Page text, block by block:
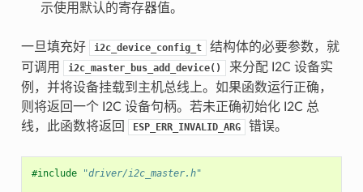
示使用默认的寄存器值。
一旦填充好 i2c_device_config_t
结构体的必要参数，就
可调用
i2c_master_bus_add_device()
来分配 I2C 设备实
例，并将设备挂载到主机总线上。如果函数运行正确，
则将返回一个 I2C 设备句柄。若未正确初始化 I2C 总
线，此函数将返回
ESP_ERR_INVALID_ARG 错误。
#include "driver/i2c_master.h"